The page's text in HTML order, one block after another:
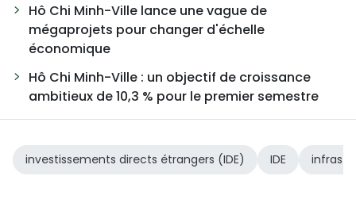
Hô Chi Minh-Ville lance une vague de
mégaprojets pour changer d'échelle
économique
Hô Chi Minh-Ville : un objectif de croissance
ambitieux de 10,3 % pour le premier semestre
investissements directs étrangers (IDE) IDE